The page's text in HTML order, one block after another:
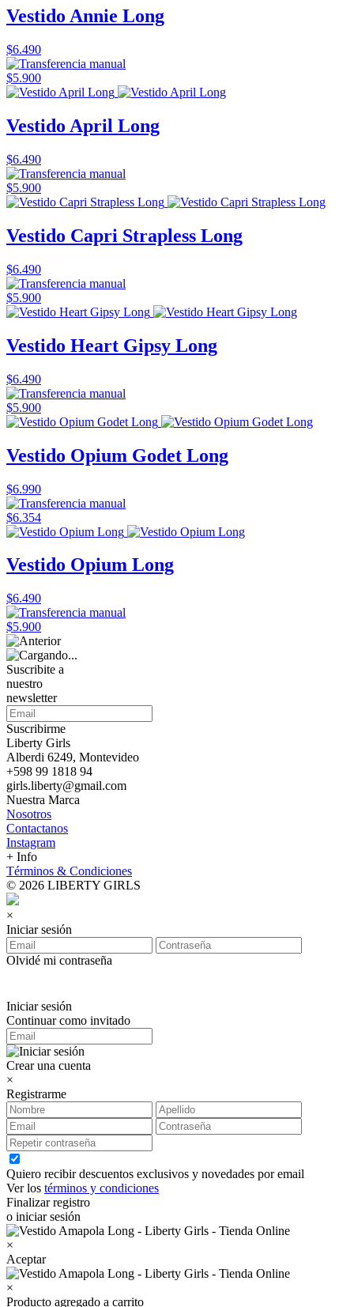
Vestido Annie Long
$6.490
$5.900
Vestido April Long
$6.490
$5.900
Vestido Capri Strapless Long
$6.490
$5.900
Vestido Heart Gipsy Long
$6.490
$5.900
Vestido Opium Godet Long
$6.990
$6.354
Vestido Opium Long
$6.490
$5.900
Suscribite a
nuestro
newsletter
Suscribirme
Liberty Girls
Alberdi 6249, Montevideo
+598 99 1818 94
girls.liberty@gmail.com
Nuestra Marca
Nosotros
Contactanos
Instagram
+ Info
Términos & Condiciones
© 2026 LIBERTY GIRLS
×
Iniciar sesión
Olvidé mi contraseña
Iniciar sesión
Continuar como invitado
Crear una cuenta
×
Registrarme
Quiero recibir descuentos exclusivos y novedades por email
Ver los términos y condiciones
Finalizar registro
o iniciar sesión
×
Aceptar
×
Producto agregado a carrito